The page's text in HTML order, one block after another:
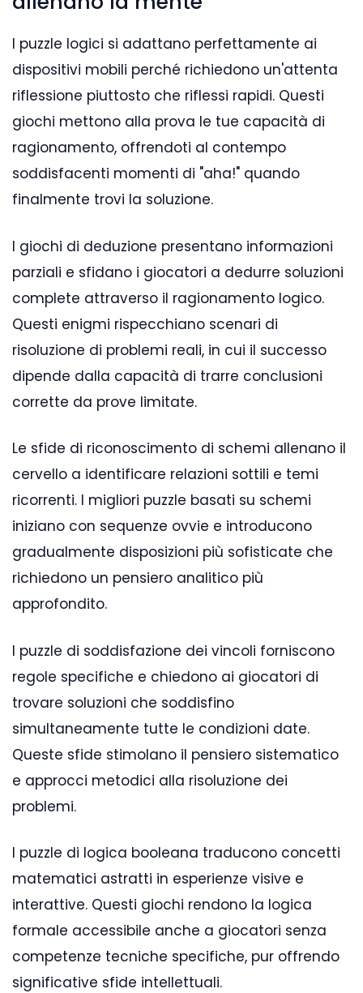
I puzzle logici si adattano perfettamente ai
dispositivi mobili perché richiedono un'attenta
riflessione piuttosto che riflessi rapidi. Questi
giochi mettono alla prova le tue capacità di
ragionamento, offrendoti al contempo
soddisfacenti momenti di "aha!" quando
finalmente trovi la soluzione.
I giochi di deduzione presentano informazioni
parziali e sfidano i giocatori a dedurre soluzioni
complete attraverso il ragionamento logico.
Questi enigmi rispecchiano scenari di
risoluzione di problemi reali, in cui il successo
dipende dalla capacità di trarre conclusioni
corrette da prove limitate.
Le sfide di riconoscimento di schemi allenano il
cervello a identificare relazioni sottili e temi
ricorrenti. I migliori puzzle basati su schemi
iniziano con sequenze ovvie e introducono
gradualmente disposizioni più sofisticate che
richiedono un pensiero analitico più
approfondito.
I puzzle di soddisfazione dei vincoli forniscono
regole specifiche e chiedono ai giocatori di
trovare soluzioni che soddisfino
simultaneamente tutte le condizioni date.
Queste sfide stimolano il pensiero sistematico
e approcci metodici alla risoluzione dei
problemi.
I puzzle di logica booleana traducono concetti
matematici astratti in esperienze visive e
interattive. Questi giochi rendono la logica
formale accessibile anche a giocatori senza
competenze tecniche specifiche, pur offrendo
significative sfide intellettuali.